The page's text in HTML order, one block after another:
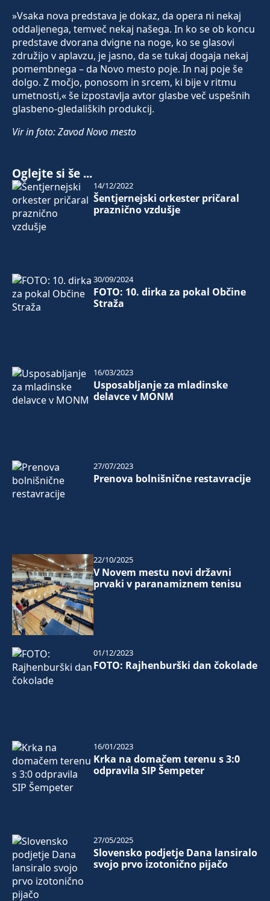
»Vsaka nova predstava je dokaz, da opera ni nekaj
oddaljenega, temveč nekaj našega. In ko se ob koncu
predstave dvorana dvigne na noge, ko se glasovi
združijo v aplavzu, je jasno, da se tukaj dogaja nekaj
pomembnega – da Novo mesto poje. In naj poje še
dolgo. Z močjo, ponosom in srcem, ki bije v ritmu
umetnosti,« še izpostavlja avtor glasbe več uspešnih
glasbeno-gledaliških produkcij.
Vir in foto: Zavod Novo mesto
Oglejte si še ...
Šentjernejski orkester pričaral
praznično vzdušje
14/12/2022
FOTO: 10. dirka za pokal Občine
Straža
30/09/2024
Usposabljanje za mladinske
delavce v MONM
16/03/2023
Prenova bolnišnične restavracije
27/07/2023
V Novem mestu novi državni
prvaki v paranamiznem tenisu
22/10/2025
FOTO: Rajhenburški dan čokolade
01/12/2023
Krka na domačem terenu s 3:0
odpravila SIP Šempeter
16/01/2023
Slovensko podjetje Dana lansiralo
svojo prvo izotonično pijačo
27/05/2025